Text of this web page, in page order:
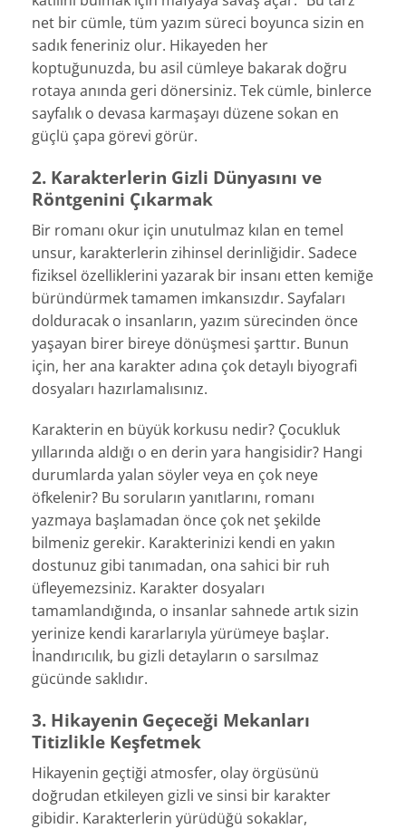
net bir cümle, tüm yazım süreci boyunca sizin en
sadık feneriniz olur. Hikayeden her
koptuğunuzda, bu asil cümleye bakarak doğru
rotaya anında geri dönersiniz. Tek cümle, binlerce
sayfalık o devasa karmaşayı düzene sokan en
güçlü çapa görevi görür.
2. Karakterlerin Gizli Dünyasını ve
Röntgenini Çıkarmak
Bir romanı okur için unutulmaz kılan en temel
unsur, karakterlerin zihinsel derinliğidir. Sadece
fiziksel özelliklerini yazarak bir insanı etten kemiğe
büründürmek tamamen imkansızdır. Sayfaları
dolduracak o insanların, yazım sürecinden önce
yaşayan birer bireye dönüşmesi şarttır. Bunun
için, her ana karakter adına çok detaylı biyografi
dosyaları hazırlamalısınız.
Karakterin en büyük korkusu nedir? Çocukluk
yıllarında aldığı o en derin yara hangisidir? Hangi
durumlarda yalan söyler veya en çok neye
öfkelenir? Bu soruların yanıtlarını, romanı
yazmaya başlamadan önce çok net şekilde
bilmeniz gerekir. Karakterinizi kendi en yakın
dostunuz gibi tanımadan, ona sahici bir ruh
üfleyemezsiniz. Karakter dosyaları
tamamlandığında, o insanlar sahnede artık sizin
yerinize kendi kararlarıyla yürümeye başlar.
İnandırıcılık, bu gizli detayların o sarsılmaz
gücünde saklıdır.
3. Hikayenin Geçeceği Mekanları
Titizlikle Keşfetmek
Hikayenin geçtiği atmosfer, olay örgüsünü
doğrudan etkileyen gizli ve sinsi bir karakter
gibidir. Karakterlerin yürüdüğü sokaklar,